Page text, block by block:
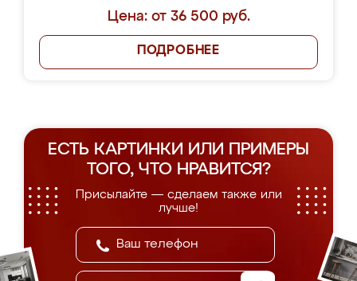
Цена: от 36 500 руб.
ПОДРОБНЕЕ
ЕСТЬ КАРТИНКИ ИЛИ ПРИМЕРЫ
ТОГО, ЧТО НРАВИТСЯ?
Присылайте — сделаем также или
лучше!